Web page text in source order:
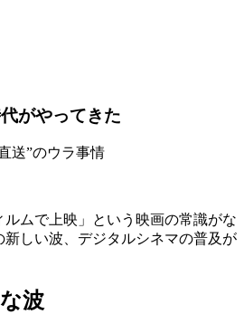
がやってきた
送”のウラ事情
ルムで上映」という映画の常識がな
新しい波、デジタルシネマの普及が
波